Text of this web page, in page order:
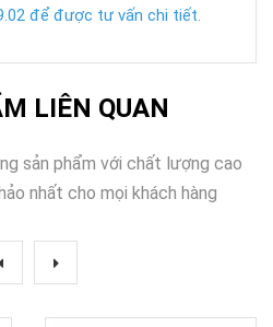
để được tư vấn chi tiết.
LIÊN QUAN
sản phẩm với chất lượng cao
nhất cho mọi khách hàng